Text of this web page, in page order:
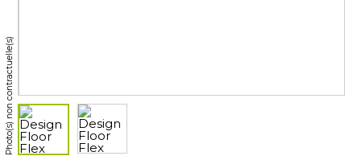
Photo(s) non contractuelle(s)